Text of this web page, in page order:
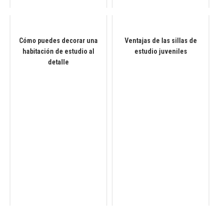
Cómo puedes decorar una
habitación de estudio al
detalle
Ventajas de las sillas de
estudio juveniles